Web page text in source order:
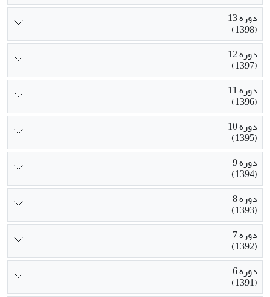
دوره 13
(1398)
دوره 12
(1397)
دوره 11
(1396)
دوره 10
(1395)
دوره 9
(1394)
دوره 8
(1393)
دوره 7
(1392)
دوره 6
(1391)